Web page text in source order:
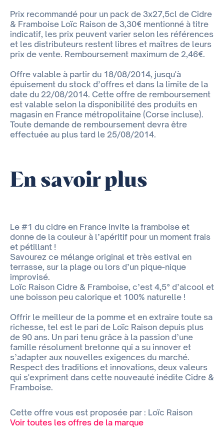
Prix recommandé pour un pack de 3x27,5cl de Cidre
& Framboise Loïc Raison de 3,30€ mentionné à titre
indicatif, les prix peuvent varier selon les références
et les distributeurs restent libres et maîtres de leurs
prix de vente. Remboursement maximum de 2,46€.
Offre valable à partir du 18/08/2014, jusqu'à
épuisement du stock d’offres et dans la limite de la
date du 22/08/2014. Cette offre de remboursement
est valable selon la disponibilité des produits en
magasin en France métropolitaine (Corse incluse).
Toute demande de remboursement devra être
effectuée au plus tard le 25/08/2014.
En savoir plus
Le #1 du cidre en France invite la framboise et
donne de la couleur à l’apéritif pour un moment frais
et pétillant !
Savourez ce mélange original et très estival en
terrasse, sur la plage ou lors d’un pique-nique
improvisé.
Loïc Raison Cidre & Framboise, c’est 4,5° d’alcool et
une boisson peu calorique et 100% naturelle !
Offrir le meilleur de la pomme et en extraire toute sa
richesse, tel est le pari de Loïc Raison depuis plus
de 90 ans. Un pari tenu grâce à la passion d’une
famille résolument bretonne qui a su innover et
s’adapter aux nouvelles exigences du marché.
Respect des traditions et innovations, deux valeurs
qui s'expriment dans cette nouveauté inédite Cidre &
Framboise.
Cette offre vous est proposée par : Loïc Raison
Voir toutes les offres de la marque